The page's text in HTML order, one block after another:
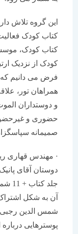
این گروه تلاش دارد در
کتاب کودک فعالیت
کتاب کودک، موسسه
کودک از نزدیک ارتباط
فرض می دانیم که از
همراهان تور، علاقه
و دوستداران الموت و
حضوری و غیرحضوری در
صمیمانه سپاسگزاری
· مهندس قهاری رییس
جلد کتاب +
پوسترهایی درباره